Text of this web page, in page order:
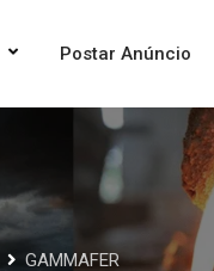
Postar Anúncio
GAMMAFER